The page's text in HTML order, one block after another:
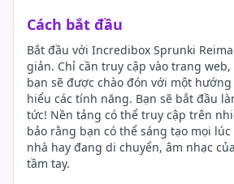
Cách bắt đầu
Bắt đầu với Incredibox Sprunki
giản. Chỉ cần truy cập vào trang web,
bạn sẽ được chào đón với một
hiểu các tính năng. Bạn sẽ bắt đầu
tức! Nền tảng có thể truy cập trên
bảo rằng bạn có thể sáng tạo mọi
nhà hay đang di chuyển, âm nhạc
tầm tay.